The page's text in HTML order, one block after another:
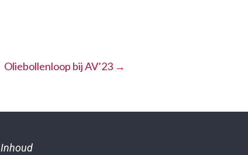
Oliebollenloop bij AV’23 →
Inhoud